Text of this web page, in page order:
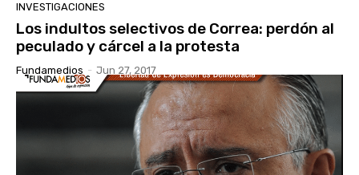
INVESTIGACIONES
Los indultos selectivos de Correa: perdón al
peculado y cárcel a la protesta
Fundamedios - Jun 27, 2017